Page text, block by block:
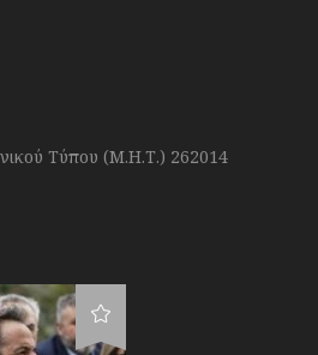
Τύπου (Μ.Η.Τ.) 262014